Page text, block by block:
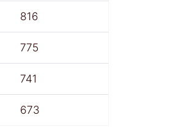
816
775
741
673